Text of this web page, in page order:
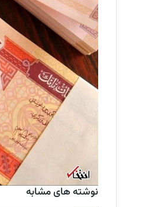
نوشته های مشابه